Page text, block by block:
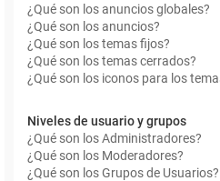
¿Qué son los anuncios globales?
¿Qué son los anuncios?
¿Qué son los temas fijos?
¿Qué son los temas cerrados?
¿Qué son los iconos para los
Niveles de usuario y grupos
¿Qué son los Administradores?
¿Qué son los Moderadores?
¿Qué son los Grupos de Usuarios?